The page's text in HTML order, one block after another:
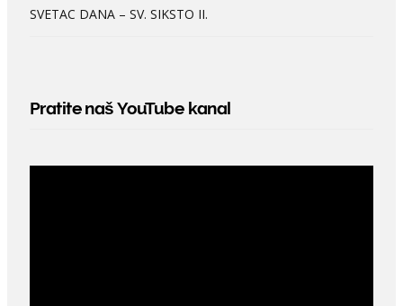
SVETAC DANA – SV. SIKSTO II.
Pratite naš YouTube kanal